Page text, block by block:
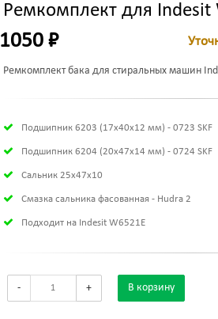
Ремкомплект для Indesit
1050 ₽
Ремкомплект бака для стиральных машин
Подшипник 6203 (17х40х12 мм) - 0723 SKF
Подшипник 6204 (20х47х14 мм) - 0724 SKF
Сальник 25x47x10
Смазка сальника фасованная - Hudra 2
Подходит на Indesit W6521E
- + В корзину